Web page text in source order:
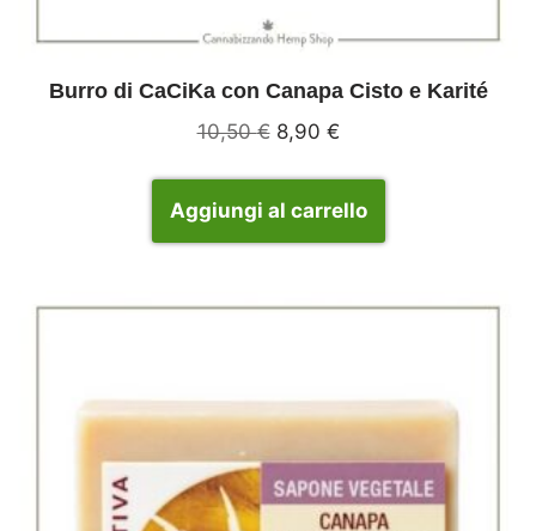
Burro di CaCiKa con Canapa Cisto e Karité
10,50€ 8,90 €
Aggiungi al carrello